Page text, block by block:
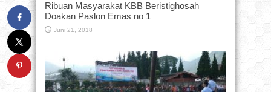
Ribuan Masyarakat KBB Beristighosah
Doakan Paslon Emas no 1
Juni 21, 2018